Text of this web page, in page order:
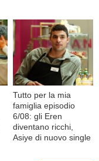
Tutto per la mia
famiglia episodio
6/08: gli Eren
diventano ricchi,
Asiye di nuovo single